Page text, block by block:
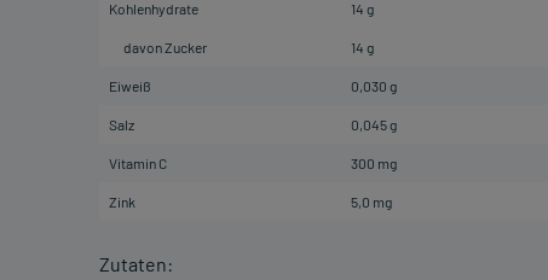
Kohlenhydrate 14 g
davon Zucker 14 g
Eiweiß 0,030 g
Salz 0,045 g
Vitamin C 300 mg
Zink 5,0 mg
Zutaten: